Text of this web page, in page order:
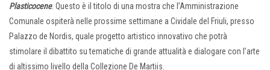
Plasticocene. Questo è il titolo di una mostra che l’Amministrazione
Comunale ospiterà nelle prossime settimane a Cividale del Friuli, presso
Palazzo de Nordis, quale progetto artistico innovativo che potrà
stimolare il dibattito su tematiche di grande attualità e dialogare con l’arte
di altissimo livello della Collezione De Martiis.